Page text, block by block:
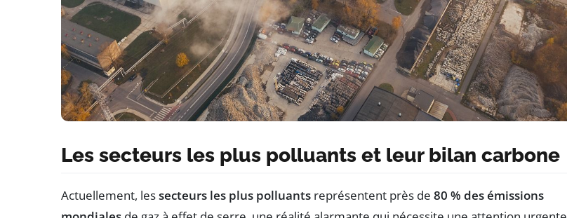
Les secteurs les plus polluants et leur bilan carbone
Actuellement, lessecteurs les plus polluants représentent près de 80 % des émissions